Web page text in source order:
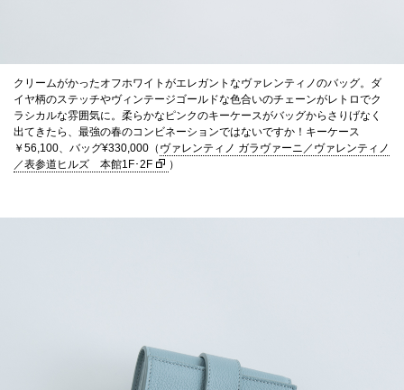
クリームがかったオフホワイトがエレガントなヴァレンティノのバッグ。ダ
イヤ柄のステッチやヴィンテージゴールドな色合いのチェーンがレトロでク
ラシカルな雰囲気に。柔らかなピンクのキーケースがバッグからさりげなく
出てきたら、最強の春のコンビネーションではないですか！キーケース
￥56,100、バッグ¥330,000（ ヴァレンティノ ガラヴァーニ／ヴァレンティノ
／表参道ヒルズ 本館1F･2F
）